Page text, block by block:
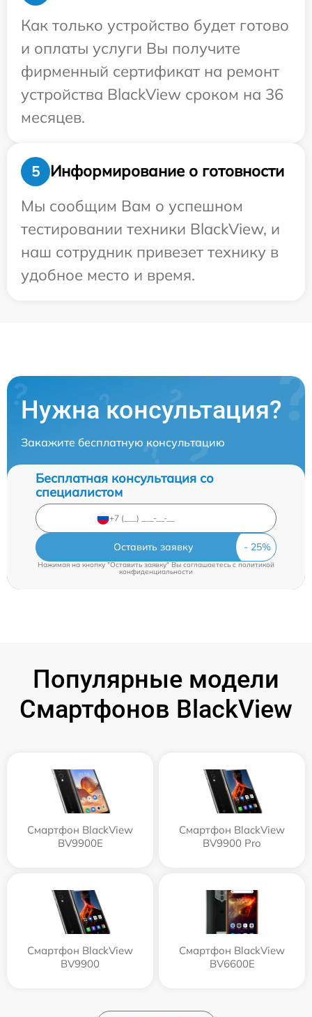
Как только устройство будет готово
и оплаты услуги Вы получите
фирменный сертификат на ремонт
устройства BlackView сроком на 36
месяцев.
5
Информирование о готовности
Мы сообщим Вам о успешном
тестировании техники BlackView, и
наш сотрудник привезет технику в
удобное место и время.
Нужна консультация?
Закажите бесплатную консультацию
Бесплатная консультация со
специалистом
Оставить заявку
Нажимая на кнопку "Оставить заявку" Вы соглашаетесь cполитикой
конфиденциальности
Популярные модели
Смартфонов BlackView
Смартфон BlackView
BV9900E
Смартфон BlackView
BV9900 Pro
Смартфон BlackView
BV9900
Смартфон BlackView
BV6600E